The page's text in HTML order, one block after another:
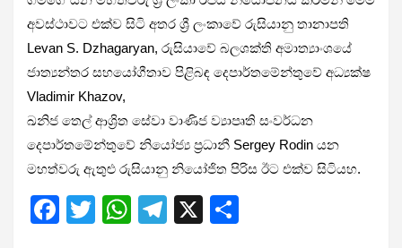
අවස්ථාවට එක්ව සිටි අතර ශ්‍රී ලංකාවේ රුසියානු තානාපති
Levan S. Dzhagaryan, රුසියාවේ බලශක්ති අමාත්‍යාංශයේ
ජාත්‍යන්තර සහයෝගීතාව පිළිබඳ දෙපාර්තමේන්තුවේ අධ්‍යක්ෂ
Vladimir Khazov,
ඛනිජ තෙල් ආශ්‍රිත සේවා වාණිජ ව්‍යාපෘති සංවර්ධන
දෙපාර්තමේන්තුවේ නියෝජ්‍ය ප්‍රධානී Sergey Rodin යන
මහත්වරු ඇතුළු රුසියානු නියෝජිත පිරිස ඊට එක්ව සිටියහ.
F
T
W T
X